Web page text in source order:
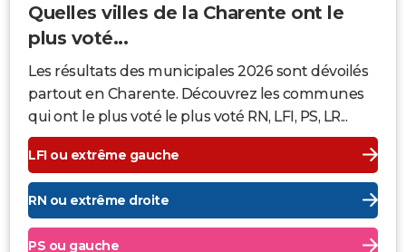
Quelles villes de la Charente ont le
plus voté...
Les résultats des municipales 2026 sont dévoilés
partout en Charente. Découvrez les communes
qui ont le plus voté le plus voté RN, LFI, PS, LR...
LFI ou extrême gauche
RN ou extrême droite
PS ou gauche